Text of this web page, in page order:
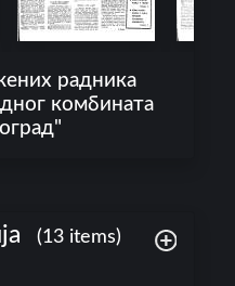
радника
комбината
(13 items)